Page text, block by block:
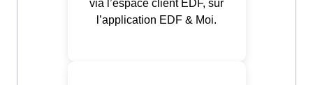
via l’espace client EDF, sur
l’application EDF & Moi.